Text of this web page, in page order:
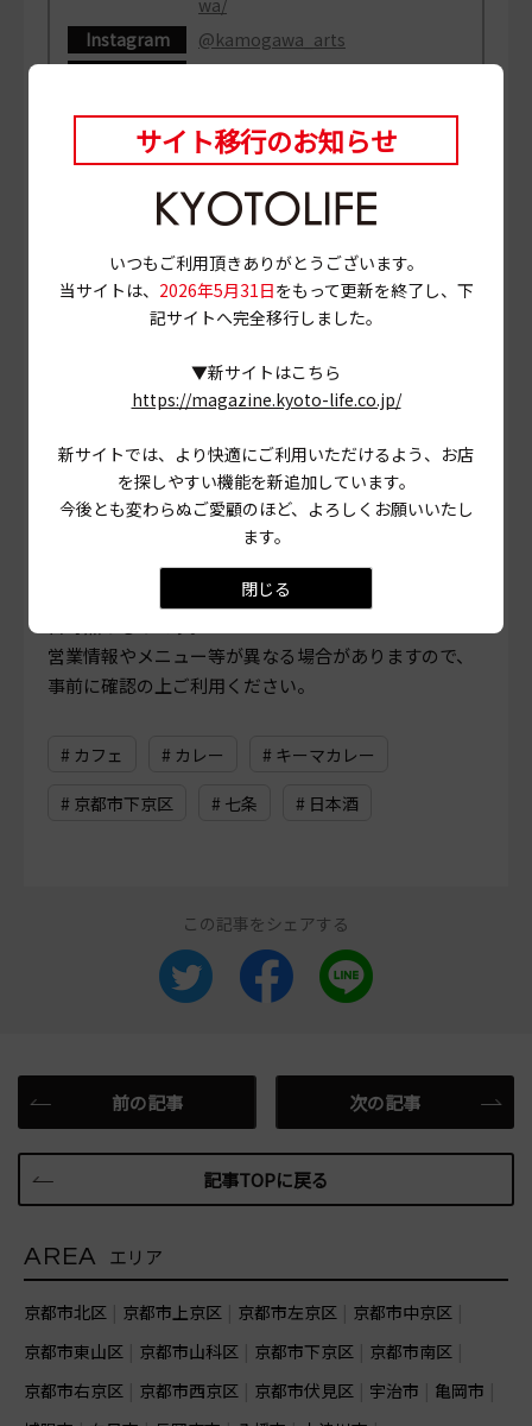
Instagram
@kamogawa_arts
三村博史 MANABU
当ページに掲載されている店舗情報は、
営業情報やメニュー等が異なる場合がありますので、
事前に確認の上ご利用ください。
# カフェ # カレー # キーマカレー
# 京都市下京区 # 七条 # 日本酒
この記事をシェアする
前の記事
記事TOPに戻る
次の記事
AREA エリア
京都市北区 京都市上京区 京都市左京区
京都市中京区
京都市東山区
京都市山科区 京都市下京区
京都市南区
京都市右京区
京都市西京区 京都市伏見区 宇治市
亀岡市
サイト移行のお知らせ
いつもご利用頂きありがとうございます。
当サイトは、 2026年5月31日をもって更新を終了し、下
記サイトへ完全移行しました。
▼新サイトはこちら
https://magazine.kyoto-life.co.jp/
新サイトでは、より快適にご利用いただけるよう、お店
を探しやすい機能を新追加しています。
今後とも変わらぬご愛顧のほど、よろしくお願いいたし
ます。
閉じる